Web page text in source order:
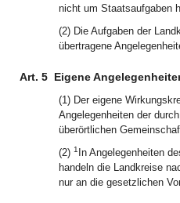
nicht um Staatsaufgaben
(2) Die Aufgaben der
übertragene
Art. 5 Eigene
(1) Der eigene
Angelegenheiten der
überörtlichen
(2) 1 In Angelegenheiten
handeln die Landkreise
nur an die gesetzlichen